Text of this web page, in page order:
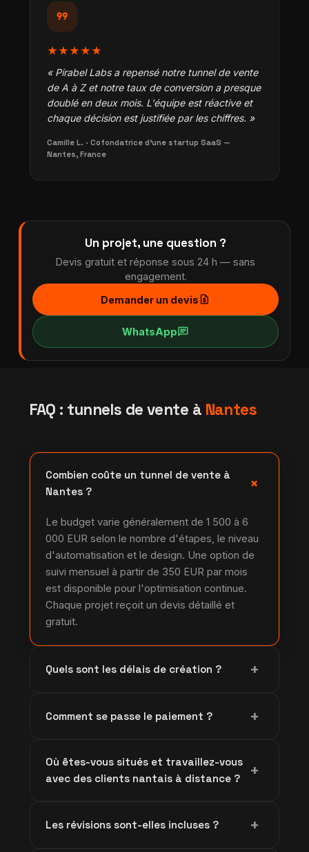
format_quote
★★★★★
« Pirabel Labs a repensé notre tunnel de vente
de A à Z et notre taux de conversion a presque
doublé en deux mois. L'équipe est réactive et
chaque décision est justifiée par les chiffres. »
Camille L. · Cofondatrice d'une startup SaaS —
Nantes, France
Un projet, une question ?
Devis gratuit et réponse sous 24 h — sans
engagement.
Demander un devisrequest_quote
WhatsAppchat
FAQ : tunnels de vente à Nantes
Combien coûte un tunnel de vente à
Nantes ?
+
Le budget varie généralement de 1 500 à 6
000 EUR selon le nombre d'étapes, le niveau
d'automatisation et le design. Une option de
suivi mensuel à partir de 350 EUR par mois
est disponible pour l'optimisation continue.
Chaque projet reçoit un devis détaillé et
gratuit.
Quels sont les délais de création ? +
jours ouvrés. Un tunnel complet avec
réactivité sur les contenus.
Comment se passe le paiement ? +
Stripe ou par virement SEPA. Nous
demandons un acompte au démarrage et le
Où êtes-vous situés et travaillez-vous
avec des clients nantais à distance ?
+
nous accompagnons nos clients de Nantes et
Les révisions sont-elles incluses ? +